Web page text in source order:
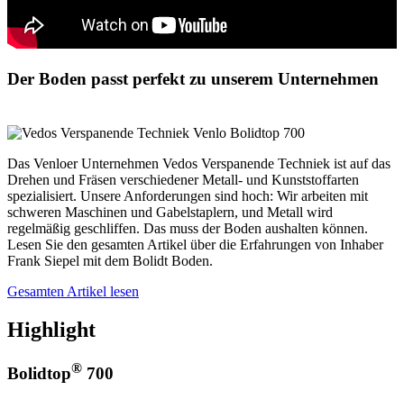
Der Boden passt perfekt zu unserem Unternehmen
Das Venloer Unternehmen Vedos Verspanende Techniek ist auf das
Drehen und Fräsen verschiedener Metall- und Kunststoffarten
spezialisiert. Unsere Anforderungen sind hoch: Wir arbeiten mit
schweren Maschinen und Gabelstaplern, und Metall wird
regelmäßig geschliffen. Das muss der Boden aushalten können.
Lesen Sie den gesamten Artikel über die Erfahrungen von Inhaber
Frank Siepel mit dem Bolidt Boden.
Gesamten Artikel lesen
Highlight
Bolidtop® 700